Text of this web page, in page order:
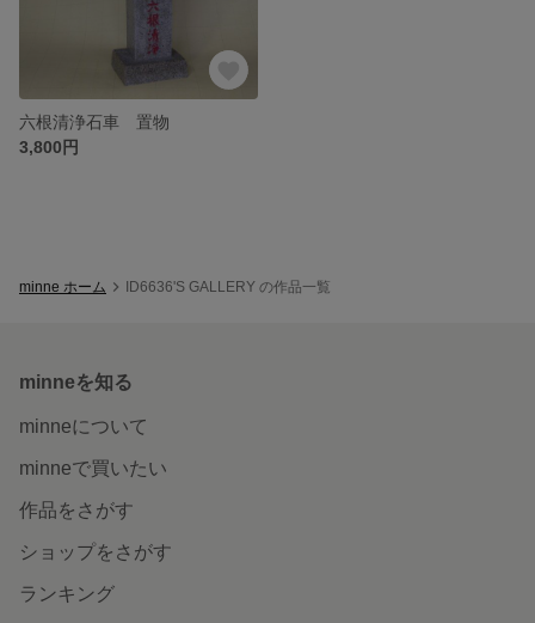
六根清浄石車 置物
3,800円
minne ホーム ID6636'S GALLERY の作品一覧
minneを知る
minneについて
minneで買いたい
作品をさがす
ショップをさがす
ランキング